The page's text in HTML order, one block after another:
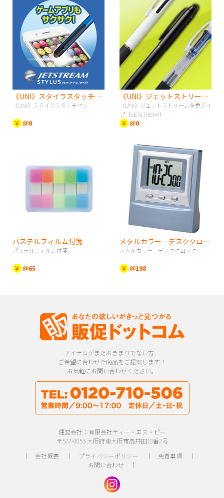
《UNI》スタイラスタッチペン
《UNI》スタイラスタッチペン
￥ ＠0
《UNI》ジェットストリーム多色タイプ（JETSTREAM）
《UNI》ジェットストリーム多色タイ
プ（JETSTREAM）
￥ ＠0
パステルフィルム付箋
パステルフィルム付箋
￥ ＠65
メタルカラー デスククロック
メタルカラー デスククロック
￥ ＠198
アイテムがまだおきまりでない方、
ご希望に合わせた商品をご提案します！
お気軽にお問い合わせください。
運営会社：有限会社ティー・エヌ・ピー
〒577-0053 大阪府東大阪市高井田18番2号
｜ 会社概要｜ プライバシーポリシー ｜ 免責事項｜
お問い合わせ ｜